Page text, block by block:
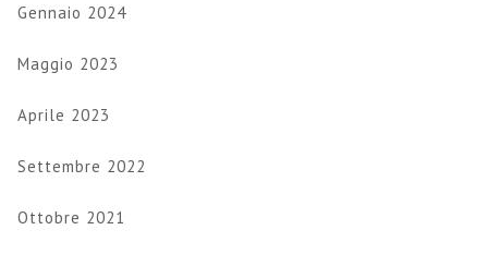
Gennaio 2024
Maggio 2023
Aprile 2023
Settembre 2022
Ottobre 2021